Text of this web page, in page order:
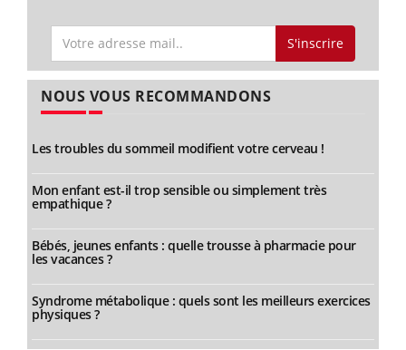
S'inscrire
NOUS VOUS RECOMMANDONS
Les troubles du sommeil modifient votre cerveau !
Mon enfant est-il trop sensible ou simplement très
empathique ?
Bébés, jeunes enfants : quelle trousse à pharmacie pour
les vacances ?
Syndrome métabolique : quels sont les meilleurs exercices
physiques ?